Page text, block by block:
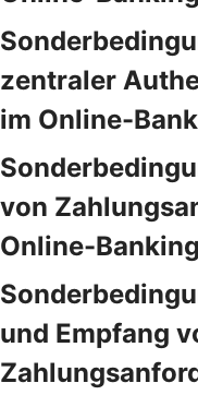
zentraler
im Online-
von
Online-Banking
und Empfang